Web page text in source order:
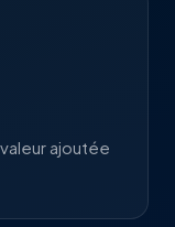
ajoutée